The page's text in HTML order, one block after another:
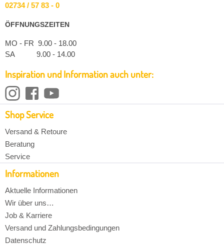
02734 / 57 83 - 0
ÖFFNUNGSZEITEN
MO - FR 9.00 - 18.00
SA 9.00 - 14.00
Inspiration und Information auch unter:
Shop Service
Versand & Retoure
Beratung
Service
Informationen
Aktuelle Informationen
Wir über uns…
Job & Karriere
Versand und Zahlungsbedingungen
Datenschutz